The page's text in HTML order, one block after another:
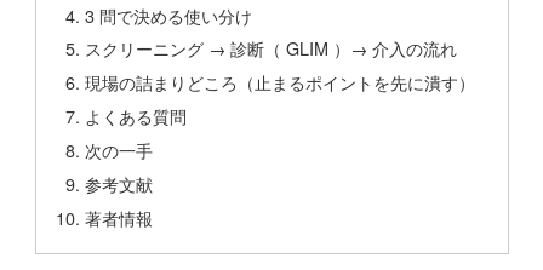
3 問で決める使い分け
スクリーニング → 診断（ GLIM ）→ 介入の流れ
現場の詰まりどころ（止まるポイントを先に潰す）
よくある質問
次の一手
参考文献
著者情報